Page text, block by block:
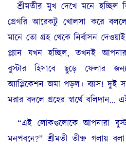
শ্রীমতীর মুখ দেখে মনে হচ্ছিল
গ্রেগরি আরেকটু খোলসা করে
মানে তো গ্রহ থেকে নির্বাসন
প্ল্যান যখন হচ্ছিল, তখনই
বুস্টার হিসাবে ছুড়ে ফেলার
অ্যাপ্লিকেশন জমা পড়ল। ব্যাস! দুই
মরার বদলে গ্রহের স্বার্থে বলিদান…
“এই লোকগুলোকে আপনারা
মনপবনে?” শ্রীমতী তীক্ষ্ণ গলায়